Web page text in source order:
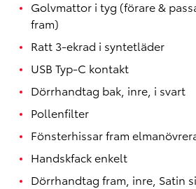
Golvmattor i tyg (förare &
fram)
Ratt 3-ekrad i syntetläder
USB Typ-C kontakt
Dörrhandtag bak, inre, i svart
Pollenfilter
Fönsterhissar fram
Handskfack enkelt
Dörrhandtag fram, inre, Satin